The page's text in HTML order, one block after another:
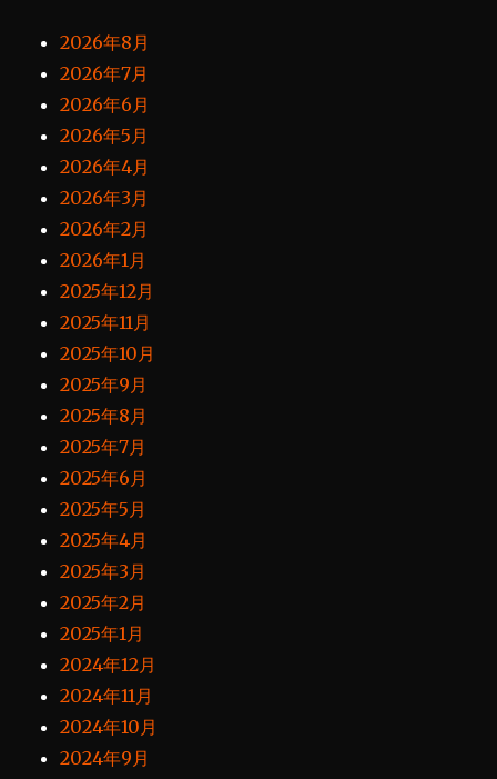
2026年8月
2026年7月
2026年6月
2026年5月
2026年4月
2026年3月
2026年2月
2026年1月
2025年12月
2025年11月
2025年10月
2025年9月
2025年8月
2025年7月
2025年6月
2025年5月
2025年4月
2025年3月
2025年2月
2025年1月
2024年12月
2024年11月
2024年10月
2024年9月